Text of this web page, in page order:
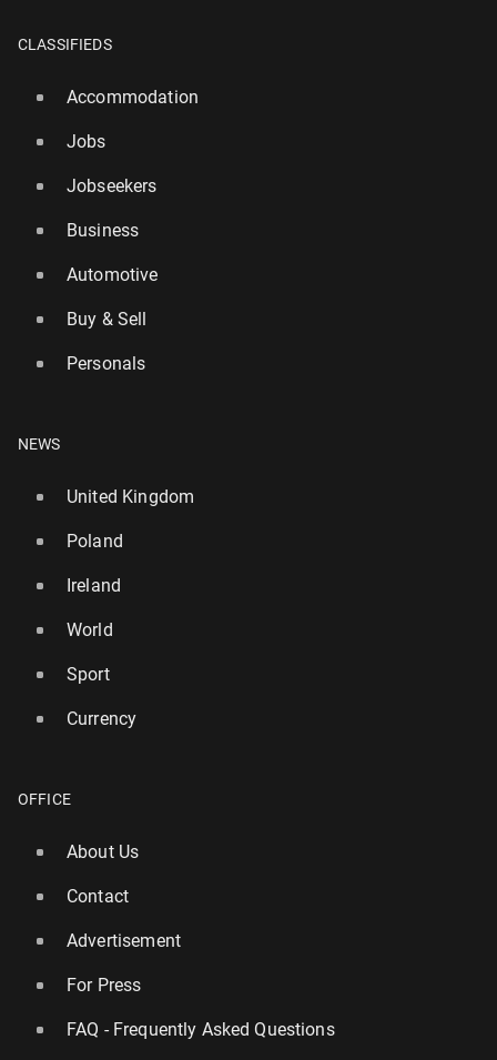
CLASSIFIEDS
Accommodation
Jobs
Jobseekers
Business
Automotive
Buy & Sell
Personals
NEWS
United Kingdom
Poland
Ireland
World
Sport
Currency
OFFICE
About Us
Contact
Advertisement
For Press
FAQ - Frequently Asked Questions